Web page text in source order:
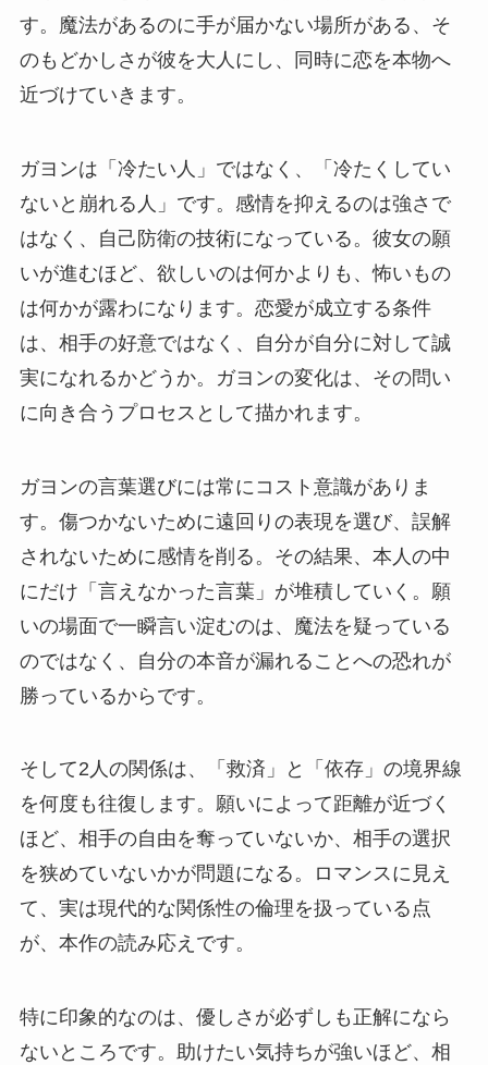
す。魔法があるのに手が届かない場所がある、そ
のもどかしさが彼を大人にし、同時に恋を本物へ
近づけていきます。
ガヨンは「冷たい人」ではなく、「冷たくしてい
ないと崩れる人」です。感情を抑えるのは強さで
はなく、自己防衛の技術になっている。彼女の願
いが進むほど、欲しいのは何かよりも、怖いもの
は何かが露わになります。恋愛が成立する条件
は、相手の好意ではなく、自分が自分に対して誠
実になれるかどうか。ガヨンの変化は、その問い
に向き合うプロセスとして描かれます。
ガヨンの言葉選びには常にコスト意識がありま
す。傷つかないために遠回りの表現を選び、誤解
されないために感情を削る。その結果、本人の中
にだけ「言えなかった言葉」が堆積していく。願
いの場面で一瞬言い淀むのは、魔法を疑っている
のではなく、自分の本音が漏れることへの恐れが
勝っているからです。
そして2人の関係は、「救済」と「依存」の境界線
を何度も往復します。願いによって距離が近づく
ほど、相手の自由を奪っていないか、相手の選択
を狭めていないかが問題になる。ロマンスに見え
て、実は現代的な関係性の倫理を扱っている点
が、本作の読み応えです。
特に印象的なのは、優しさが必ずしも正解になら
ないところです。助けたい気持ちが強いほど、相